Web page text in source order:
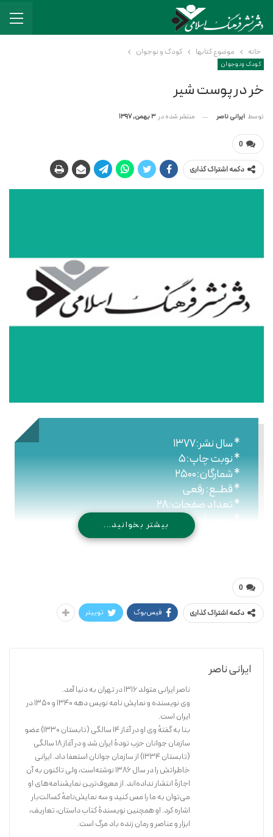
خانه موضوع کتابها کودک و نوجوان
کودک و نوجوان
خر در پوست شیر
توسط ایرانی ناصر منتشر شده در 3 بهمن, 1397
0
دکمه اشتراک گذاری
* سال نشر:۱۳۷۷
* نوبت چاپ:۵
* شمارگان:۲۵۰۰
* قطــع: رقعی
* تعداد صفحات:۲۸
* نـوع جلـد: شومیزبیشتر بخوانید...
0
دکمه اشتراک گذاری فیس‌بوک توییتر
ایرانی ناصر
ناصر ایرانی متولد 1316 در تهران به دنیا آمد.
وی نویسنده و نمایش نامه نویس دهه 1340 و 1350 در
ایران است.
بنا به گفتهٔ وی او در آغاز ۱۴ سالگی (تابستان ۱۳۳۰) عضو
سازمان جوانان حزب تودهٔ ایران شد و در آغاز ۱۸ سالگی
(تابستان ۱۳۳۴) از سازمان جوانان استعفا داد. ایرانی
خاطراتش را در سال ۱۳۸۶ نوشته‌است، ولی تاکنون به آن
اجازهٔ انتشار نداده‌اند. از معروف‌ترین نمایشنامه‌های او
می‌توان به ما را مس کنید و سه نمایش‌نامهٔ کسالت‌بار
اشاره کرد. او همچنین نویسندهٔ کتاب داستان، تعاریف،
ابزار و عناصر و رمان زنده باد مرگ است.